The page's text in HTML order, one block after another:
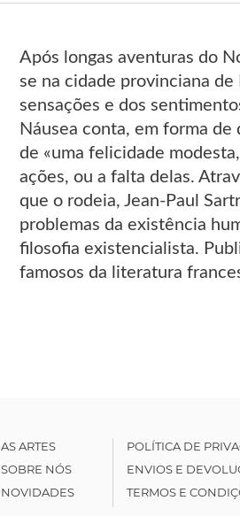
Após longas aventuras do
se na cidade provinciana
sensações e dos
Náusea conta, em forma
de «uma felicidade
ações, ou a falta delas.
que o rodeia, Jean-Paul
problemas da existência
filosofia existencialista.
famosos da literatura
AS ARTES
SOBRE NÓS
NOVIDADES
POLÍTICA DE
ENVIOS E
TERMOS E